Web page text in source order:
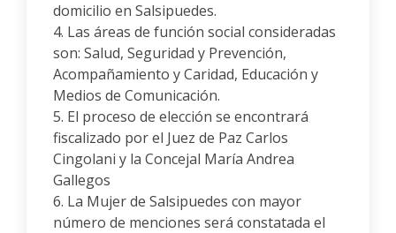
domicilio en Salsipuedes.
4. Las áreas de función social consideradas
son: Salud, Seguridad y Prevención,
Acompañamiento y Caridad, Educación y
Medios de Comunicación.
5. El proceso de elección se encontrará
fiscalizado por el Juez de Paz Carlos
Cingolani y la Concejal María Andrea
Gallegos
6. La Mujer de Salsipuedes con mayor
número de menciones será constatada el